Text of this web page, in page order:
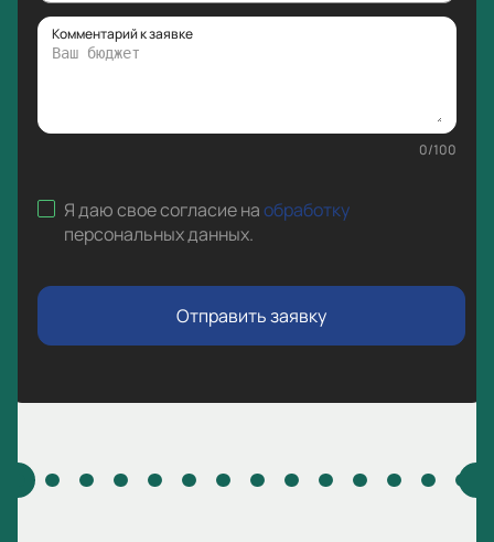
Комментарий к заявке
0/100
Я даю свое согласие наобработку
персональных данных.
Отправить заявку